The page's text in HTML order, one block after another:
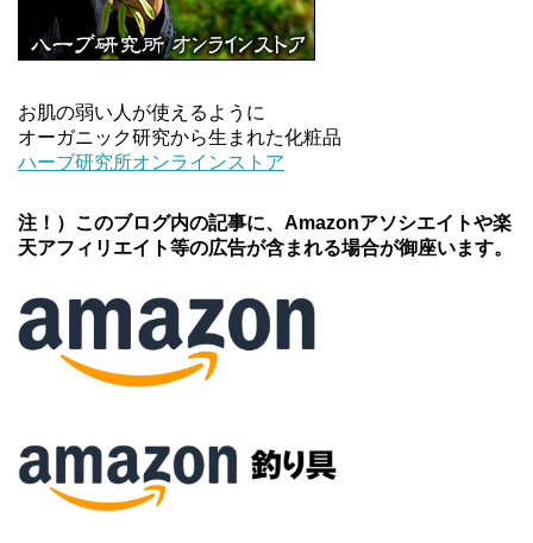
お肌の弱い人が使えるように
オーガニック研究から生まれた化粧品
ハーブ研究所オンラインストア
注！）このブログ内の記事に、Amazonアソシエイトや楽
天アフィリエイト等の広告が含まれる場合が御座います。